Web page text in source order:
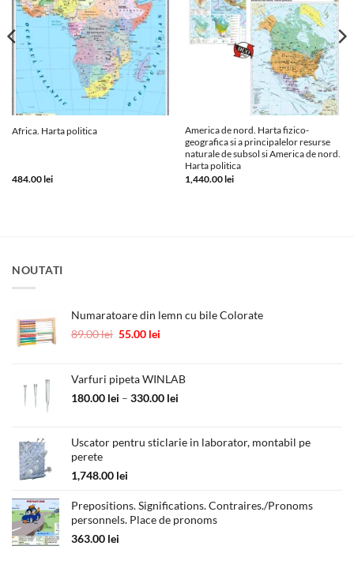
Africa. Harta politica
484.00lei
America de nord. Harta fizico-
geografica si a principalelor resurse
naturale de subsol si America de nord.
Harta politica
1,440.00lei
NOUTATI
Numaratoare din lemn cu bile Colorate
89.00lei Prețul
fost:
89.00 lei.
55.00 lei
55.00 lei.
Varfuri pipeta WINLAB
180.00 lei – 330.00 lei
180.00 lei
Uscator pentru sticlarie in laborator, montabil pe
perete
1,748.00 lei
Prepositions. Significations. Contraires./Pronoms
personnels. Place de pronoms
363.00 lei